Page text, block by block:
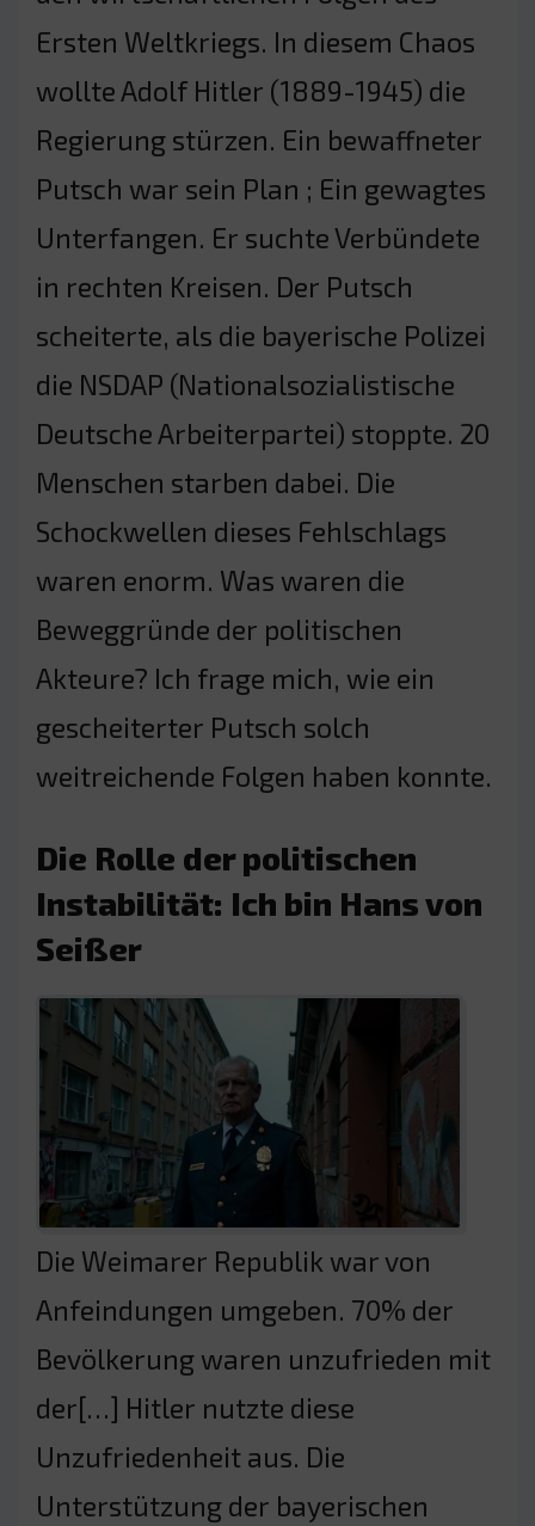
Ersten Weltkriegs. In diesem Chaos
wollte Adolf Hitler (1889-1945) die
Regierung stürzen. Ein bewaffneter
Putsch war sein Plan ; Ein gewagtes
Unterfangen. Er suchte Verbündete
in rechten Kreisen. Der Putsch
scheiterte, als die bayerische Polizei
die NSDAP (Nationalsozialistische
Deutsche Arbeiterpartei) stoppte. 20
Menschen starben dabei. Die
Schockwellen dieses Fehlschlags
waren enorm. Was waren die
Beweggründe der politischen
Akteure? Ich frage mich, wie ein
gescheiterter Putsch solch
weitreichende Folgen haben konnte.
Die Rolle der politischen
Instabilität: Ich bin Hans von
Seißer
Die Weimarer Republik war von
Anfeindungen umgeben. 70% der
Bevölkerung waren unzufrieden mit
der[…] Hitler nutzte diese
Unzufriedenheit aus. Die
Unterstützung der bayerischen